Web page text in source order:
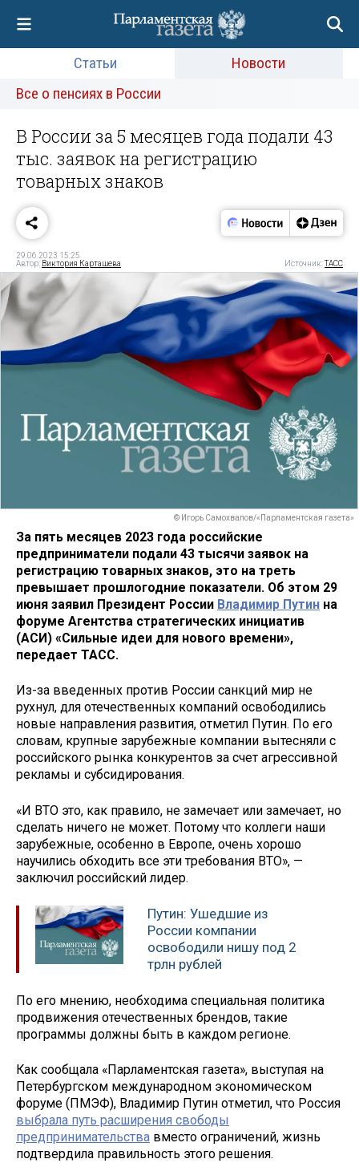
Статьи
Новости
Все о пенсиях в России
В России за 5 месяцев года подали 43
тыс. заявок на регистрацию
товарных знаков
29.06.2023 15:25
Автор: Виктория Карташева Источник:ТАСС
© Игорь Самохвалов/«Парламентская газета»
За пять месяцев 2023 года российские
предприниматели подали 43 тысячи заявок на
регистрацию товарных знаков, это на треть
превышает прошлогодние показатели. Об этом 29
июня заявил Президент России Владимир Путин на
форуме Агентства стратегических инициатив
(АСИ) «Сильные идеи для нового времени»,
передает ТАСС.
Из-за введенных против России санкций мир не
рухнул, для отечественных компаний освободились
новые направления развития, отметил Путин. По его
словам, крупные зарубежные компании вытесняли с
российского рынка конкурентов за счет агрессивной
рекламы и субсидирования.
«И ВТО это, как правило, не замечает или замечает, но
сделать ничего не может. Потому что коллеги наши
зарубежные, особенно в Европе, очень хорошо
научились обходить все эти требования ВТО», —
заключил российский лидер.
Путин: Ушедшие из
России компании
освободили нишу под 2
трлн рублей
По его мнению, необходима специальная политика
продвижения отечественных брендов, такие
программы должны быть в каждом регионе.
Как сообщала «Парламентская газета», выступая на
Петербургском международном экономическом
форуме (ПМЭФ), Владимир Путин отметил, что Россия
выбрала путь расширения свободы
предпринимательства вместо ограничений, жизнь
подтвердила правильность этого решения.